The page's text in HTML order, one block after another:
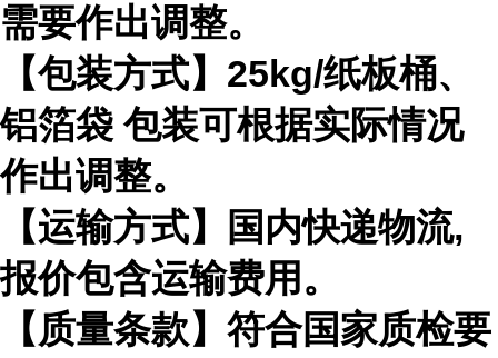
需要作出调整。
【包装方式】25kg/纸板桶、
铝箔袋 包装可根据实际情况
作出调整。
【运输方式】国内快递物流,
报价包含运输费用。
【质量条款】符合国家质检要